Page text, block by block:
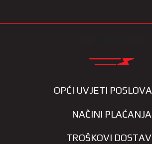
OPĆI UVJETI
NAČINI PLAĆANJA
TROŠKOVI